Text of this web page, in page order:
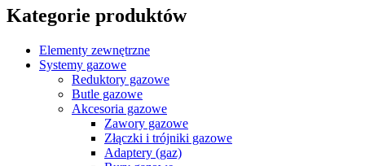
Kategorie produktów
Elementy zewnętrzne
Systemy gazowe
Reduktory gazowe
Butle gazowe
Akcesoria gazowe
Zawory gazowe
Złączki i trójniki gazowe
Adaptery (gaz)